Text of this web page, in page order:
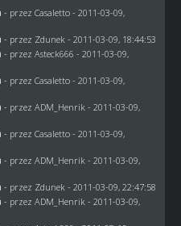
- przez Casaletto- 2011-03-09,
- przez Zdunek - 2011-03-09, 18:44:53
- przez Asteck666 - 2011-03-09,
- przez Casaletto- 2011-03-09,
- przez ADM_Henrik - 2011-03-09,
- przez Casaletto- 2011-03-09,
- przez ADM_Henrik - 2011-03-09,
- przez Zdunek - 2011-03-09, 22:47:58
- przez ADM_Henrik - 2011-03-09,